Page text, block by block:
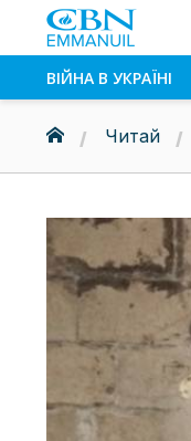
ВІЙНА В УКРАЇНІ
Читай